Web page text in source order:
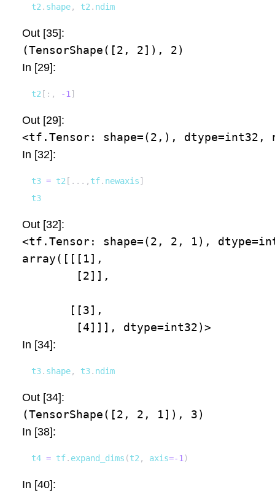
t2 . shape, t2 . ndim
Out [35]:
(TensorShape([2, 2]), 2)
In [29]:
t2 [ : , -1 ]
Out [29]:
<tf.Tensor: shape=(2,), dtype=int32,
In [32]:
t3 = t2 [ . . . , tf. newaxis]
t3
Out [32]:
<tf.Tensor: shape=(2, 2, 1),
array([[[1],
        [2]],
       [[3],
        [4]]], dtype=int32)>
In [34]:
t3. shape, t3. ndim
Out [34]:
(TensorShape([2, 2, 1]), 3)
In [38]:
t4 = tf. expand_dims (t2 , axis=-1 )
In [40]: